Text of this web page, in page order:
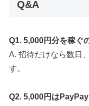
Q&A
Q1. 5,000円分を稼ぐ
A. 招待だけなら数日
す。
Q2. 5,000円は